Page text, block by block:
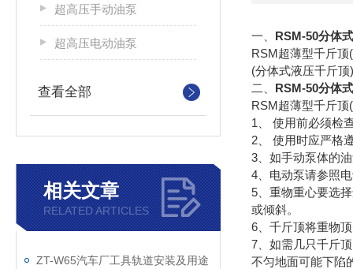
超高压手动油泵
超高压电动油泵
查看全部
相关文章
RELATED ARTICLES
ZT-W65汽车厂工具轨道安装及用途
一、 RSM-50分体
RSM超薄型千斤
(分体式液压千斤
二、 RSM-50分体
RSM超薄型千斤
1、 使用前必须检
2、 使用时应严格
3、如手动泵体的
4、电动泵请参照
5、重物重心要选
或倾斜。
6、千斤顶将重物
7、如需几只千斤
不匀地面可能下陷